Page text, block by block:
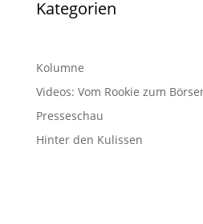
Kategorien
Kolumne
Videos: Vom Rookie zum
Presseschau
Hinter den Kulissen